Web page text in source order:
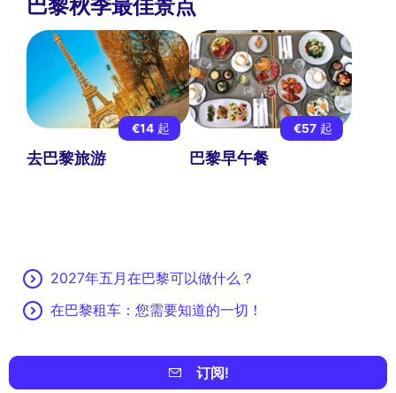
巴黎秋季最佳景点
€14 起
去巴黎旅游
€57 起
巴黎早午餐
2027年五月在巴黎可以做什么？
在巴黎租车：您需要知道的一切！
订阅!